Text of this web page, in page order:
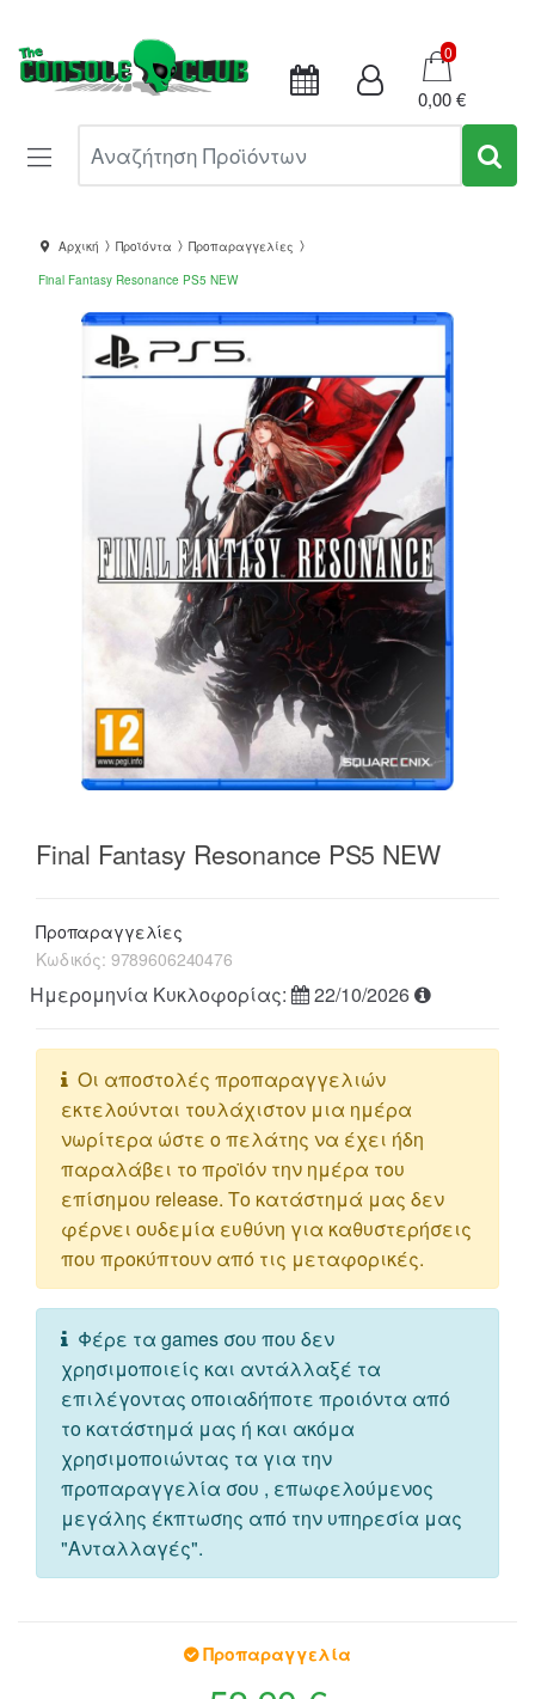
Καλάθι
0
0,00 €
Αρχική Προϊόντα
Προπαραγγελίες
Final Fantasy Resonance PS5 NEW
Final Fantasy Resonance PS5 NEW
Προπαραγγελίες
Κωδικός: 9789606240476
Ημερομηνία Κυκλοφορίας: 22/10/2026
Οι αποστολές προπαραγγελιών
εκτελούνται τουλάχιστον μια ημέρα
νωρίτερα ώστε ο πελάτης να έχει ήδη
παραλάβει το προϊόν την ημέρα του
επίσημου release. Το κατάστημά μας δεν
φέρνει ουδεμία ευθύνη για καθυστερήσεις
που προκύπτουν από τις μεταφορικές.
Φέρε τα games σου που δεν
χρησιμοποιείς και αντάλλαξέ τα
επιλέγοντας οποιαδήποτε προιόντα από
το κατάστημά μας ή και ακόμα
χρησιμοποιώντας τα για την
προπαραγγελία σου , επωφελούμενος
μεγάλης έκπτωσης από την υπηρεσία μας
"Ανταλλαγές".
Προπαραγγελία